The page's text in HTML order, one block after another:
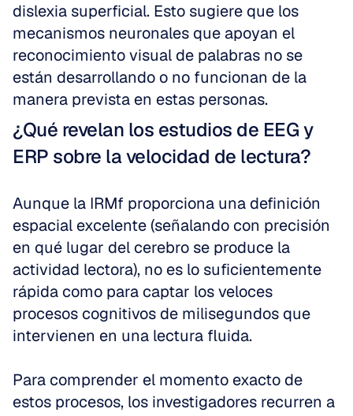
dislexia superficial. Esto sugiere que los
mecanismos neuronales que apoyan el
reconocimiento visual de palabras no se
están desarrollando o no funcionan de la
manera prevista en estas personas.
¿Qué revelan los estudios de EEG y
ERP sobre la velocidad de lectura?
Aunque la IRMf proporciona una definición
espacial excelente (señalando con precisión
en qué lugar del cerebro se produce la
actividad lectora), no es lo suficientemente
rápida como para captar los veloces
procesos cognitivos de milisegundos que
intervienen en una lectura fluida.
Para comprender el momento exacto de
estos procesos, los investigadores recurren a